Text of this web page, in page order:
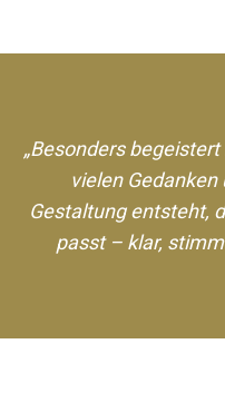
„Besonders
vielen
Gestaltung entsteht,
passt – klar,